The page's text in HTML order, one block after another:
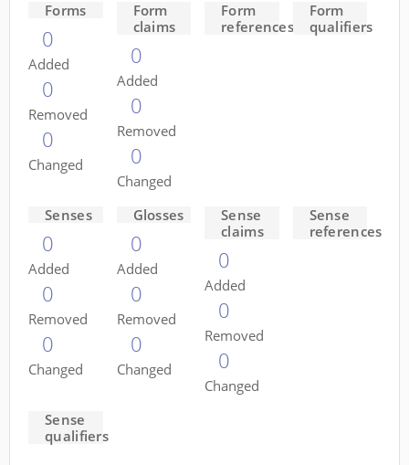
Forms
0
Added
0
Removed
0
Changed
Form
claims
0
Added
0
Removed
0
Changed
Form
references
Form
qualifiers
Senses
0
Added
0
Removed
0
Changed
Glosses
0
Added
0
Removed
0
Changed
Sense
claims
0
Added
0
Removed
0
Changed
Sense
references
Sense
qualifiers